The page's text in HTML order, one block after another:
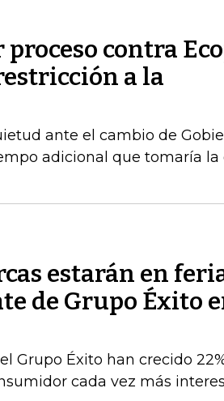
proceso contra
a la
ante el cambio de
adicional que tomaría la
estarán en
de Grupo Éxito
Grupo Éxito han crecido
cada vez más